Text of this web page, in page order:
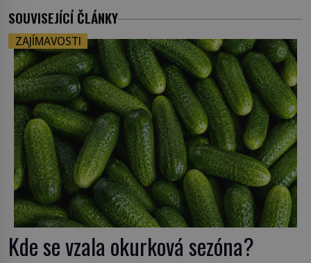
SOUVISEJÍCÍ ČLÁNKY
ZAJÍMAVOSTI
Kde se vzala okurková sezóna?